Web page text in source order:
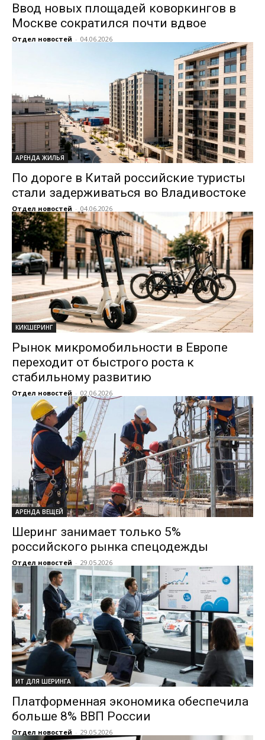
Ввод новых площадей коворкингов в
Москве сократился почти вдвое
Отдел новостей - 04.06.2026
АРЕНДА ЖИЛЬЯ
По дороге в Китай российские туристы
стали задерживаться во Владивостоке
Отдел новостей - 04.06.2026
КИКШЕРИНГ
Рынок микромобильности в Европе
переходит от быстрого роста к
стабильному развитию
Отдел новостей - 02.06.2026
АРЕНДА ВЕЩЕЙ
Шеринг занимает только 5%
российского рынка спецодежды
Отдел новостей - 29.05.2026
ИТ ДЛЯ ШЕРИНГА
Платформенная экономика обеспечила
больше 8% ВВП России
Отдел новостей - 29.05.2026